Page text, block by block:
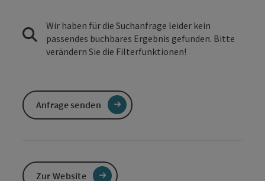
Wir haben für die Suchanfrage leider kein
passendes buchbares Ergebnis gefunden. Bitte
verändern Sie die Filterfunktionen!
Anfrage senden
Zur Website